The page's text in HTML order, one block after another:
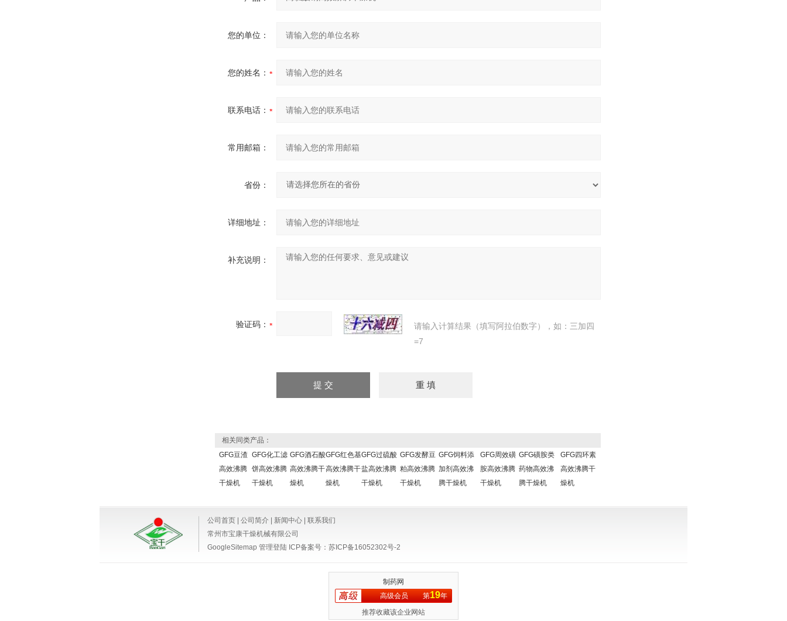
您的单位：
您的姓名：
联系电话：
常用邮箱：
省份：
详细地址：
补充说明：
验证码：
请输入计算结果（填写阿拉伯数字），如：三加四
=7
相关同类产品：
GFG豆渣
高效沸腾
干燥机
GFG化工滤
饼高效沸腾
干燥机
GFG酒石酸
高效沸腾干
燥机
GFG红色基
高效沸腾干
燥机
GFG过硫酸
盐高效沸腾
干燥机
GFG发酵豆
粕高效沸腾
干燥机
GFG饲料添
加剂高效沸
腾干燥机
GFG周效磺
胺高效沸腾
干燥机
GFG磺胺类
药物高效沸
腾干燥机
GFG四环素
高效沸腾干
燥机
公司首页 公司简介 新闻中心
联系我们
常州市宝康干燥机械有限公司
GoogleSitemap 管理登陆 ICP备案号： 苏ICP备16052302号-2
制药网
高级会员
第19年
推荐收藏该企业网站